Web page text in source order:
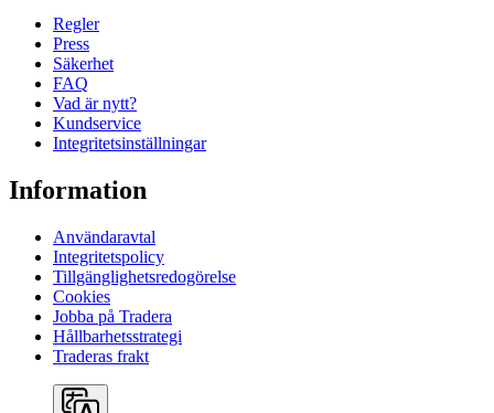
Regler
Press
Säkerhet
FAQ
Vad är nytt?
Kundservice
Integritetsinställningar
Information
Användaravtal
Integritetspolicy
Tillgänglighetsredogörelse
Cookies
Jobba på Tradera
Hållbarhetsstrategi
Traderas frakt